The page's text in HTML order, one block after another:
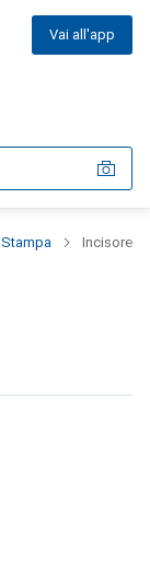
Vai all'app
Stampa Incisore